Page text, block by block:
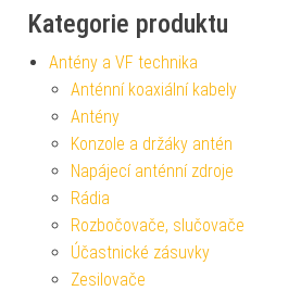
Kategorie produktu
Antény a VF technika
Anténní koaxiální kabely
Antény
Konzole a držáky antén
Napájecí anténní zdroje
Rádia
Rozbočovače, slučovače
Účastnické zásuvky
Zesilovače